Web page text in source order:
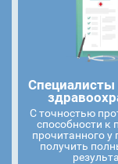
Специалисты
С точностью
способности к
прочитанного у
получить